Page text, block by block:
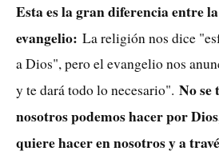
Esta es la gran diferencia entre
evangelio: La religión nos dice
a Dios", pero el evangelio nos
y te dará todo lo necesario". No se
nosotros podemos hacer por
quiere hacer en nosotros y a